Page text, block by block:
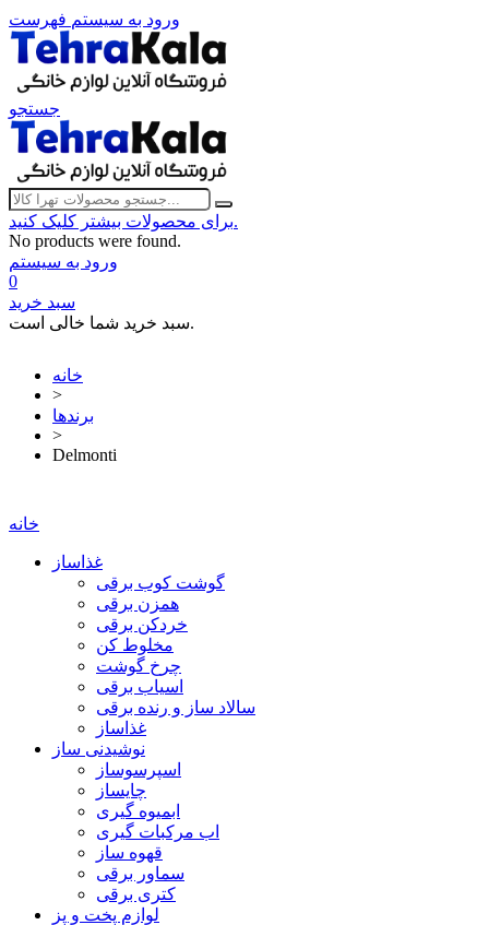
ورود به سیستم فهرست
جستجو
برای محصولات بیشتر کلیک کنید.
No products were found.
ورود به سیستم
0
سبد خرید
سبد خرید شما خالی است.
خانه
>
برندها
>
Delmonti
خانه
غذاساز
گوشت کوب برقی
همزن برقی
خردکن برقی
مخلوط کن
چرخ گوشت
اسیاب برقی
سالاد ساز و رنده برقی
غذاساز
نوشیدنی ساز
اسپرسوساز
چایساز
ابمیوه گیری
اب مرکبات گیری
قهوه ساز
سماور برقی
کتری برقی
لوازم پخت و پز